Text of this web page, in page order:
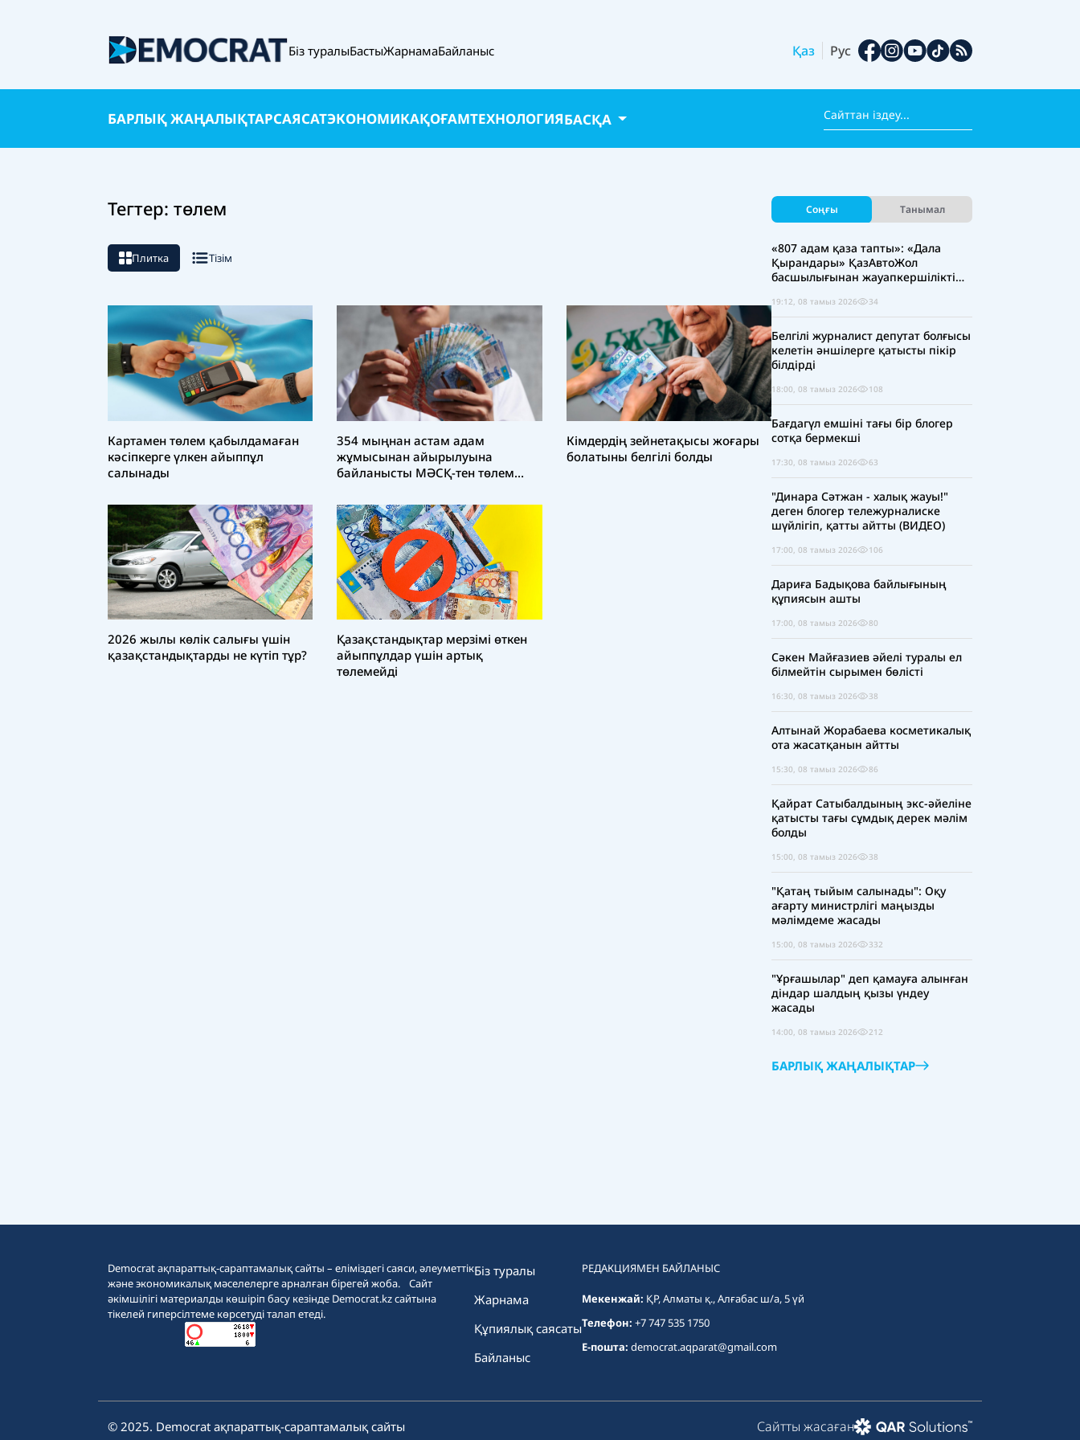
Біз туралыБастыЖарнамаБайланыс Қаз Рус
БАРЛЫҚ ЖАҢАЛЫҚТАРСАЯСАТЭКОНОМИКАҚОҒАМТЕХНОЛОГИЯБАСҚА
Тегтер: төлем
Плитка Тізім
Картамен төлем қабылдамаған
кәсіпкерге үлкен айыппұл
салынады
354 мыңнан астам адам
жұмысынан айырылуына
байланысты МӘСҚ-тен төлем
Кімдердің зейнетақысы жоғары
болатыны белгілі болды
2026 жылы көлік салығы үшін
қазақстандықтарды не күтіп тұр?
Қазақстандықтар мерзімі өткен
айыппұлдар үшін артық
төлемейді
Соңғы Танымал
«807 адам қаза тапты»: «Дала
Қырандары» ҚазАвтоЖол
басшылығынан жауапкершілікті
19:12, 08 тамыз 2026 34
Белгілі журналист депутат болғысы
келетін әншілерге қатысты пікір
білдірді
18:00, 08 тамыз 2026 108
Бағдагүл емшіні тағы бір блогер
сотқа бермекші
17:30, 08 тамыз 2026 63
"Динара Сәтжан - халық жауы!"
деген блогер тележурналиске
шүйлігіп, қатты айтты (ВИДЕО)
17:00, 08 тамыз 2026 106
Дариға Бадықова байлығының
құпиясын ашты
17:00, 08 тамыз 2026 80
Сәкен Майғазиев әйелі туралы ел
білмейтін сырымен бөлісті
16:30, 08 тамыз 2026 38
Алтынай Жорабаева косметикалық
ота жасатқанын айтты
15:30, 08 тамыз 2026 86
Қайрат Сатыбалдының экс-әйеліне
қатысты тағы сұмдық дерек мәлім
болды
15:00, 08 тамыз 2026 38
"Қатаң тыйым салынады": Оқу
ағарту министрлігі маңызды
мәлімдеме жасады
15:00, 08 тамыз 2026 332
"Ұрғашылар" деп қамауға алынған
діндар шалдың қызы үндеу
жасады
14:00, 08 тамыз 2026 212
БАРЛЫҚ ЖАҢАЛЫҚТАР
Democrat ақпараттық-сараптамалық сайты – еліміздегі саяси, әлеуметтік
және экономикалық мәселелерге арналған бірегей жоба. Сайт
әкімшілігі материалды көшіріп басу кезінде Democrat.kz сайтына
тікелей гиперсілтеме көрсетуді талап етеді.
Біз туралы
Жарнама
Құпиялық саясаты
Байланыс
РЕДАКЦИЯМЕН БАЙЛАНЫС
Мекенжай: ҚР, Алматы қ., Алғабас ш/а, 5 үй
Телефон: +7 747 535 1750
E-пошта: democrat.aqparat@gmail.com
© 2025. Democrat ақпараттық-сараптамалық сайты Сайтты жасаған